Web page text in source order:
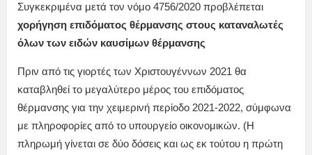
Συγκεκριμένα μετά τον νόμο 4756/2020 προβλέπεται
χορήγηση επιδόματος θέρμανσης στους καταναλωτές
όλων των ειδών καυσίμων θέρμανσης
Πριν από τις γιορτές των Χριστουγέννων 2021 θα
καταβληθεί το μεγαλύτερο μέρος του επιδόματος
θέρμανσης για την χειμερινή περίοδο 2021-2022, σύμφωνα
με πληροφορίες από το υπουργείο οικονομικών. (Η
πληρωμή γίνεται σε δύο δόσεις και ως εκ τούτου η πρώτη